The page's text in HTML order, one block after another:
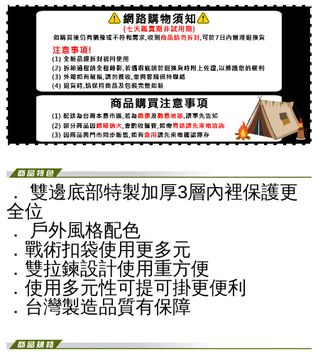
． 雙邊底部特製加厚3層內裡保護更
全位
． 戶外風格配色
．戰術扣袋使用更多元
．雙拉鍊設計使用重方便
．使用多元性可提可掛更便利
．台灣製造品質有保障